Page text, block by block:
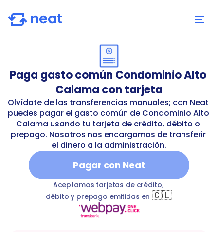
Paga gasto común Condominio Alto
Calama con tarjeta
Olvídate de las transferencias manuales; con Neat
puedes pagar el gasto común de Condominio Alto
Calama usando tu tarjeta de crédito, débito o
prepago. Nosotros nos encargamos de transferir
el dinero a la administración.
Pagar con Neat
alto-calamaTcommonExpensesCondominio
Aceptamos tarjetas de crédito,
débito y prepago emitidas en 🇨🇱